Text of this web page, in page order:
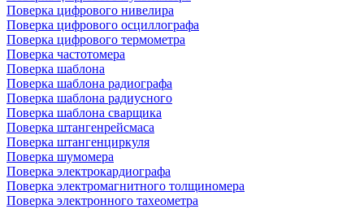
Поверка цифрового нивелира
Поверка цифрового осциллографа
Поверка цифрового термометра
Поверка частотомера
Поверка шаблона
Поверка шаблона радиографа
Поверка шаблона радиусного
Поверка шаблона сварщика
Поверка штангенрейсмаса
Поверка штангенциркуля
Поверка шумомера
Поверка электрокардиографа
Поверка электромагнитного толщиномера
Поверка электронного тахеометра